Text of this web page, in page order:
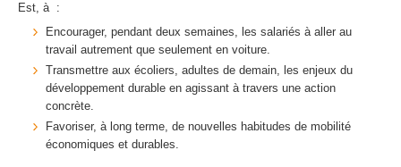
Est, à :
Encourager, pendant deux semaines, les salariés à aller au
travail autrement que seulement en voiture.
Transmettre aux écoliers, adultes de demain, les enjeux du
développement durable en agissant à travers une action
concrète.
Favoriser, à long terme, de nouvelles habitudes de mobilité
économiques et durables.